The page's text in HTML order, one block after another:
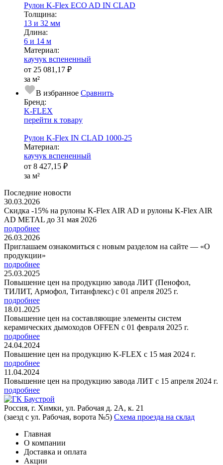
Рулон K-Flex ECO AD IN CLAD
Тол­щи­на:
13 и 32 мм
Длина:
6 и 14 м
Ма­­те­­ри­­ал:
каучук вспененный
от 25 081,17 ₽
за м²
В избранное Сравнить
Бренд:
K-FLEX
перейти к товару
Рулон K-Flex IN CLAD 1000-25
Ма­­те­­ри­­ал:
каучук вспененный
от 8 427,15 ₽
за м²
Последние новости
30.03.2026
Скидка -15% на рулоны K-Flex AIR AD и рулоны K-Flex AIR
AD METAL до 31 мая 2026
подробнее
26.03.2026
Приглашаем ознакомиться с новым разделом на сайте — «О
продукции»
подробнее
25.03.2025
Повышение цен на продукцию завода ЛИТ (Пенофол,
ТИЛИТ, Армофол, Титанфлекс) с 01 апреля 2025 г.
подробнее
18.01.2025
Повышение цен на составляющие элементы систем
керамических дымоходов OFFEN с 01 февраля 2025 г.
подробнее
24.04.2024
Повышение цен на продукцию K-FLEX с 15 мая 2024 г.
подробнее
11.04.2024
Повышение цен на продукцию завода ЛИТ с 15 апреля 2024 г.
подробнее
Россия, г. Химки, ул. Рабочая д. 2А, к. 21
(заезд с ул. Рабочая, ворота №5) Схема проезда на склад
Главная
О компании
Доставка и оплата
Акции